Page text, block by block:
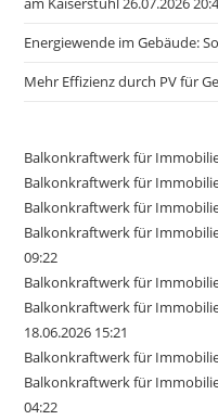
Energiewende im Gebäude:
Mehr Effizienz durch PV für
Balkonkraftwerk für
Balkonkraftwerk für
Balkonkraftwerk für
Balkonkraftwerk für
09:22
Balkonkraftwerk für
Balkonkraftwerk für
18.06.2026 15:21
Balkonkraftwerk für
Balkonkraftwerk für
04:22